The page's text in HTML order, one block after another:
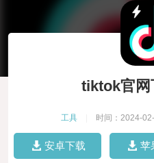
tiktok官网
工具 时间：2024-
安卓下载 苹